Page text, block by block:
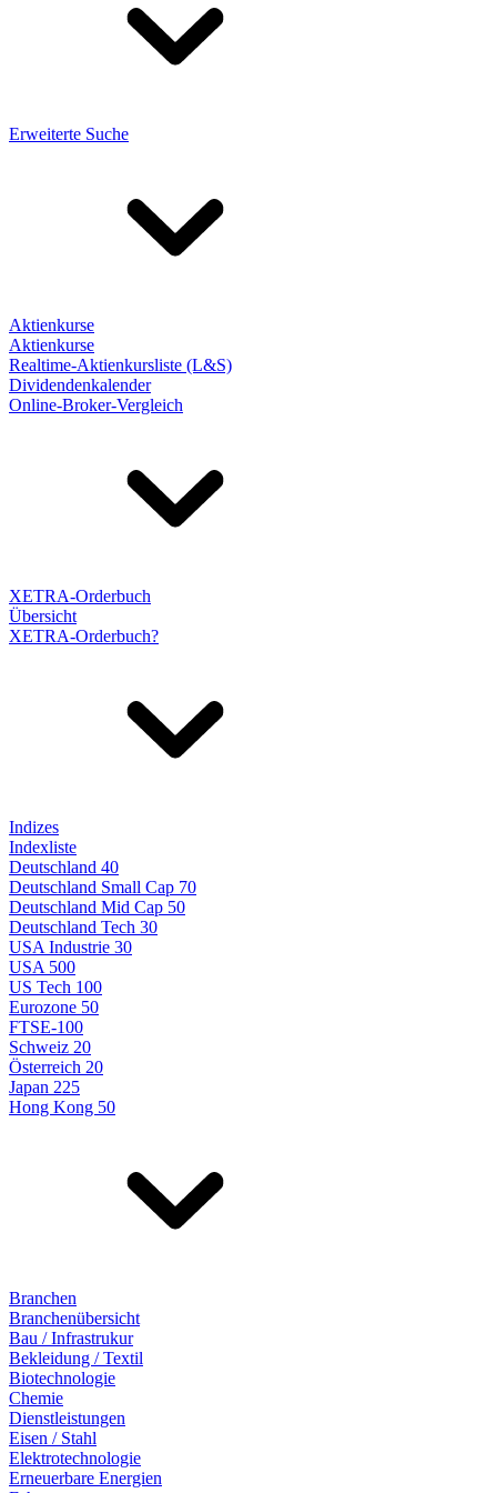
Erweiterte Suche
Aktienkurse
Aktienkurse
Realtime-Aktienkursliste (L&S)
Dividendenkalender
Online-Broker-Vergleich
XETRA-Orderbuch
Übersicht
XETRA-Orderbuch?
Indizes
Indexliste
Deutschland 40
Deutschland Small Cap 70
Deutschland Mid Cap 50
Deutschland Tech 30
USA Industrie 30
USA 500
US Tech 100
Eurozone 50
FTSE-100
Schweiz 20
Österreich 20
Japan 225
Hong Kong 50
Branchen
Branchenübersicht
Bau / Infrastrukur
Bekleidung / Textil
Biotechnologie
Chemie
Dienstleistungen
Eisen / Stahl
Elektrotechnologie
Erneuerbare Energien